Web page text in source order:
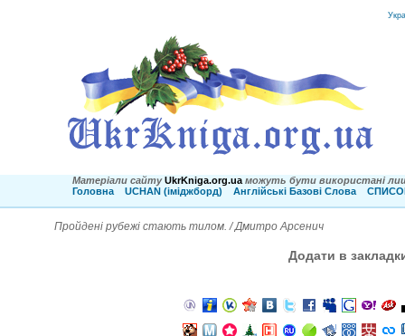
Матеріали сайту UkrKniga.org.ua можуть бути використані
Головна
UCHAN (іміджборд) Англійські Базові Слова
Пройдені рубежі стають тилом. / Дмитро Арсенич
Додати в